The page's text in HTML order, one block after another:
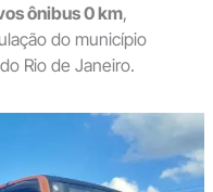
ônibus 0 km,
do município
Rio de Janeiro.